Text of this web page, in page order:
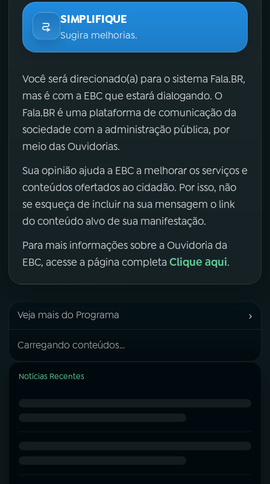
SIMPLIFIQUE
Sugira melhorias.
Você será direcionado(a) para o sistema Fala.BR,
mas é com a EBC que estará dialogando. O
Fala.BR é uma plataforma de comunicação da
sociedade com a administração pública, por
meio das Ouvidorias.
Sua opinião ajuda a EBC a melhorar os serviços e
conteúdos ofertados ao cidadão. Por isso, não
se esqueça de incluir na sua mensagem o link
do conteúdo alvo de sua manifestação.
Para mais informações sobre a Ouvidoria da
EBC, acesse a página completa Clique aqui.
Veja mais do Programa ›
Carregando conteúdos...
Notícias Recentes